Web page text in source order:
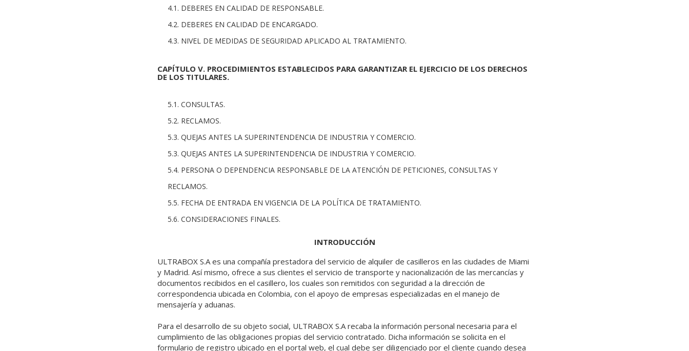
4.1. DEBERES EN CALIDAD DE RESPONSABLE.
4.2. DEBERES EN CALIDAD DE ENCARGADO.
4.3. NIVEL DE MEDIDAS DE SEGURIDAD APLICADO AL TRATAMIENTO.
CAPÍTULO V. PROCEDIMIENTOS ESTABLECIDOS PARA GARANTIZAR EL EJERCICIO DE LOS DERECHOS
DE LOS TITULARES.
5.1. CONSULTAS.
5.2. RECLAMOS.
5.3. QUEJAS ANTES LA SUPERINTENDENCIA DE INDUSTRIA Y COMERCIO.
5.3. QUEJAS ANTES LA SUPERINTENDENCIA DE INDUSTRIA Y COMERCIO.
5.4. PERSONA O DEPENDENCIA RESPONSABLE DE LA ATENCIÓN DE PETICIONES, CONSULTAS Y
RECLAMOS.
5.5. FECHA DE ENTRADA EN VIGENCIA DE LA POLÍTICA DE TRATAMIENTO.
5.6. CONSIDERACIONES FINALES.
INTRODUCCIÓN
ULTRABOX S.A es una compañía prestadora del servicio de alquiler de casilleros en las ciudades de Miami
y Madrid. Así mismo, ofrece a sus clientes el servicio de transporte y nacionalización de las mercancías y
documentos recibidos en el casillero, los cuales son remitidos con seguridad a la dirección de
correspondencia ubicada en Colombia, con el apoyo de empresas especializadas en el manejo de
mensajería y aduanas.
Para el desarrollo de su objeto social, ULTRABOX S.A recaba la información personal necesaria para el
cumplimiento de las obligaciones propias del servicio contratado. Dicha información se solicita en el
formulario de registro ubicado en el portal web, el cual debe ser diligenciado por el cliente cuando desea